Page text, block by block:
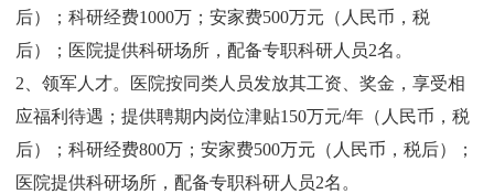
后）；科研经费1000万；安家费500万元（人民币，税
后）；医院提供科研场所，配备专职科研人员2名。
2、领军人才。医院按同类人员发放其工资、奖金，享受相
应福利待遇；提供聘期内岗位津贴150万元/年（人民币，税
后）；科研经费800万；安家费500万元（人民币，税后）；
医院提供科研场所，配备专职科研人员2名。